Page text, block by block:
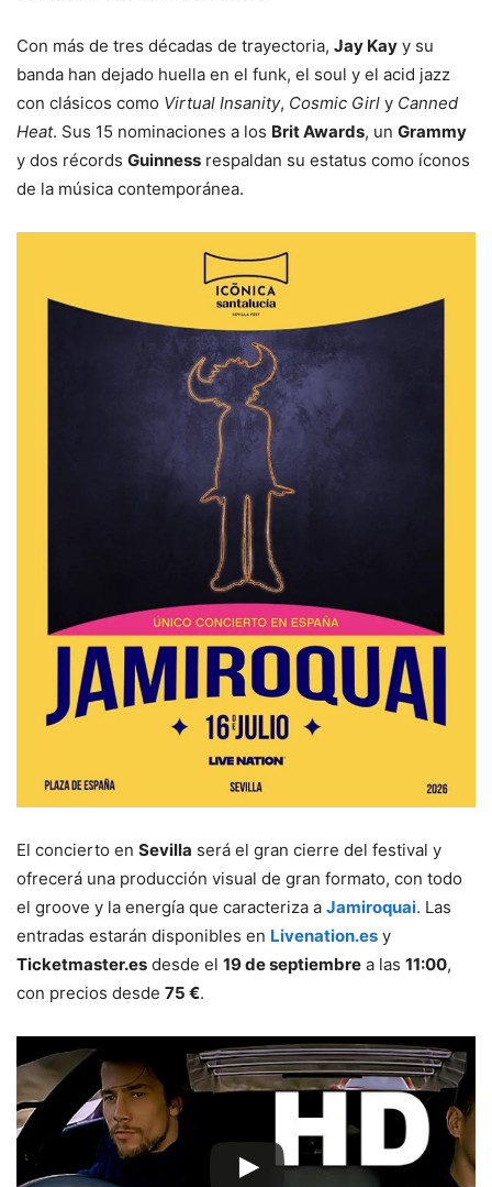
Con más de tres décadas de trayectoria, Jay Kay y su
banda han dejado huella en el funk, el soul y el acid jazz
con clásicos como Virtual Insanity, Cosmic Girl y Canned
Heat. Sus 15 nominaciones a los Brit Awards, un Grammy
y dos récords Guinness respaldan su estatus como íconos
de la música contemporánea.
El concierto en Sevilla será el gran cierre del festival y
ofrecerá una producción visual de gran formato, con todo
el groove y la energía que caracteriza a Jamiroquai. Las
entradas estarán disponibles en Livenation.es y
Ticketmaster.es desde el 19 de septiembre a las 11:00,
con precios desde 75 €.